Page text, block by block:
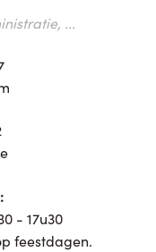
...
- 17u30
feestdagen.